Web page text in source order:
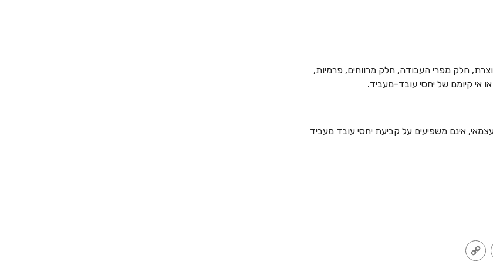
חלק מפרי העבודה, חלק מרווחים, פרמיות,
אי קיומם של יחסי עובד-מעביד.
אינם משפיעים על קביעת יחסי עובד מעביד
Email